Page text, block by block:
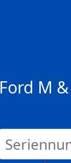
Ford M